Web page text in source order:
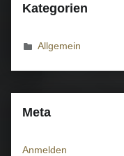
Kategorien
Allgemein
Meta
Anmelden